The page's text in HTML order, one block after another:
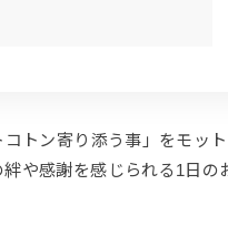
トン寄り添う事」をモッ
や感謝を感じられる1日の